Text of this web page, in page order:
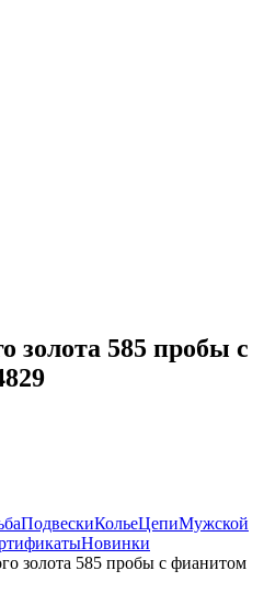
золота 585 пробы с
ПодвескиКольеЦепиМужской
Новинки
золота 585 пробы с фианитом